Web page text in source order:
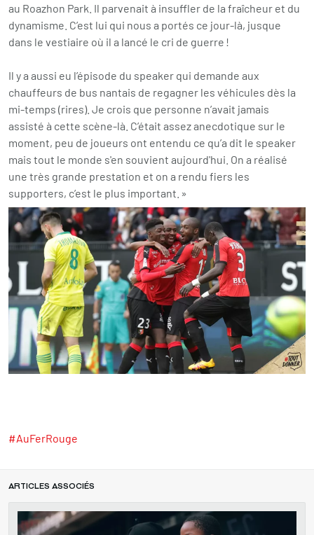
au Roazhon Park. Il parvenait à insuffler de la fraîcheur et du
dynamisme. C’est lui qui nous a portés ce jour-là, jusque
dans le vestiaire où il a lancé le cri de guerre !
Il y a aussi eu l’épisode du speaker qui demande aux
chauffeurs de bus nantais de regagner les véhicules dès la
mi-temps (rires). Je crois que personne n’avait jamais
assisté à cette scène-là. C’était assez anecdotique sur le
moment, peu de joueurs ont entendu ce qu’a dit le speaker
mais tout le monde s'en souvient aujourd'hui. On a réalisé
une très grande prestation et on a rendu fiers les
supporters, c’est le plus important. »
#AuFerRouge
ARTICLES ASSOCIÉS